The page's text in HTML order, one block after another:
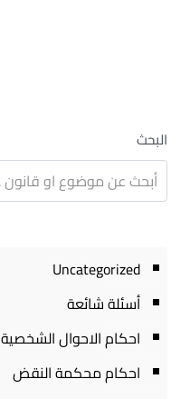
البحث
Uncategorized
أسئلة شائعة
احكام الاحوال الشخصية
احكام محكمة النقض